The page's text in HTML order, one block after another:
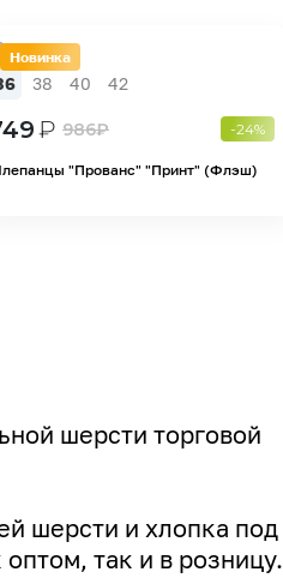
Новинка
38 40 42
₽ 986₽ -24%
"Прованс" "Принт" (Флэш)
шерсти торговой
шерсти и хлопка под
так и в розницу.